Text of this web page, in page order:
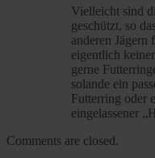
Vielleicht sind
geschützt, so
anderen Jägern
eigentlich
gerne
solande ein
Futterring oder
eingelassener
Comments are closed.